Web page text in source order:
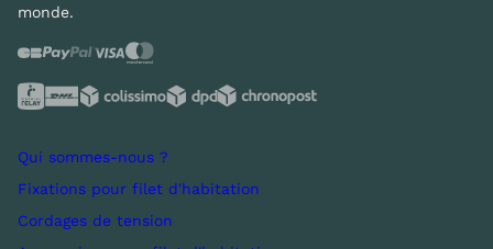
monde.
Qui sommes-nous ?
Fixations pour filet d'habitation
Cordages de tension